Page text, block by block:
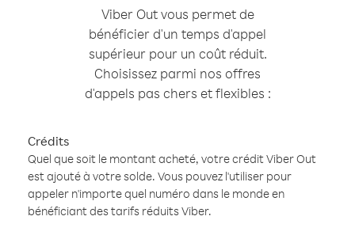
Viber Out vous permet de
bénéficier d'un temps d'appel
supérieur pour un coût réduit.
Choisissez parmi nos offres
d'appels pas chers et flexibles :
Crédits
Quel que soit le montant acheté, votre crédit Viber Out
est ajouté à votre solde. Vous pouvez l'utiliser pour
appeler n'importe quel numéro dans le monde en
bénéficiant des tarifs réduits Viber.